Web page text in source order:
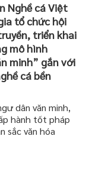
Nghề cá Việt
tổ chức hội
triển khai
mô hình
minh” gắn với
cá bền
dân văn minh,
hành tốt pháp
sắc văn hóa